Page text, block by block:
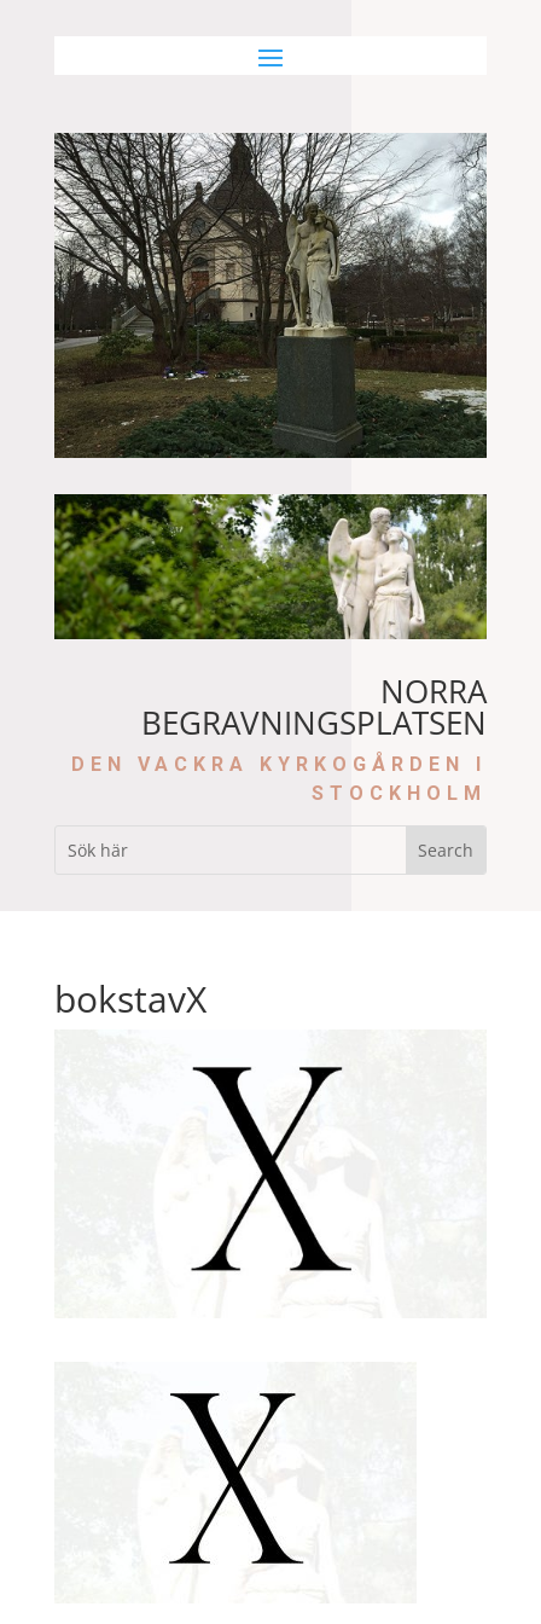
NORRA
BEGRAVNINGSPLATSEN
DEN VACKRA KYRKOGÅRDEN I
STOCKHOLM
bokstavX